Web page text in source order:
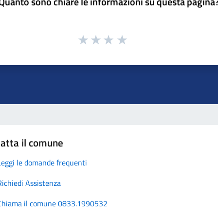
il comune
le domande frequenti
Assistenza
il comune 0833.1990532